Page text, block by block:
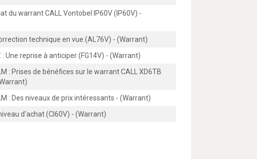
du warrant CALL Vontobel IP60V (IP60V) -
technique en vue (AL76V) - (Warrant)
: Une reprise à anticiper (FG14V) - (Warrant)
: Prises de bénéfices sur le warrant CALL XD6TB
: Des niveaux de prix intéressants - (Warrant)
d'achat (CI60V) - (Warrant)